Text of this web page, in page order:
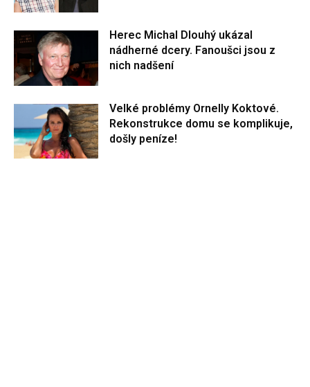
Herec Michal Dlouhý ukázal
nádherné dcery. Fanoušci jsou z
nich nadšení
Velké problémy Ornelly Koktové.
Rekonstrukce domu se komplikuje,
došly peníze!